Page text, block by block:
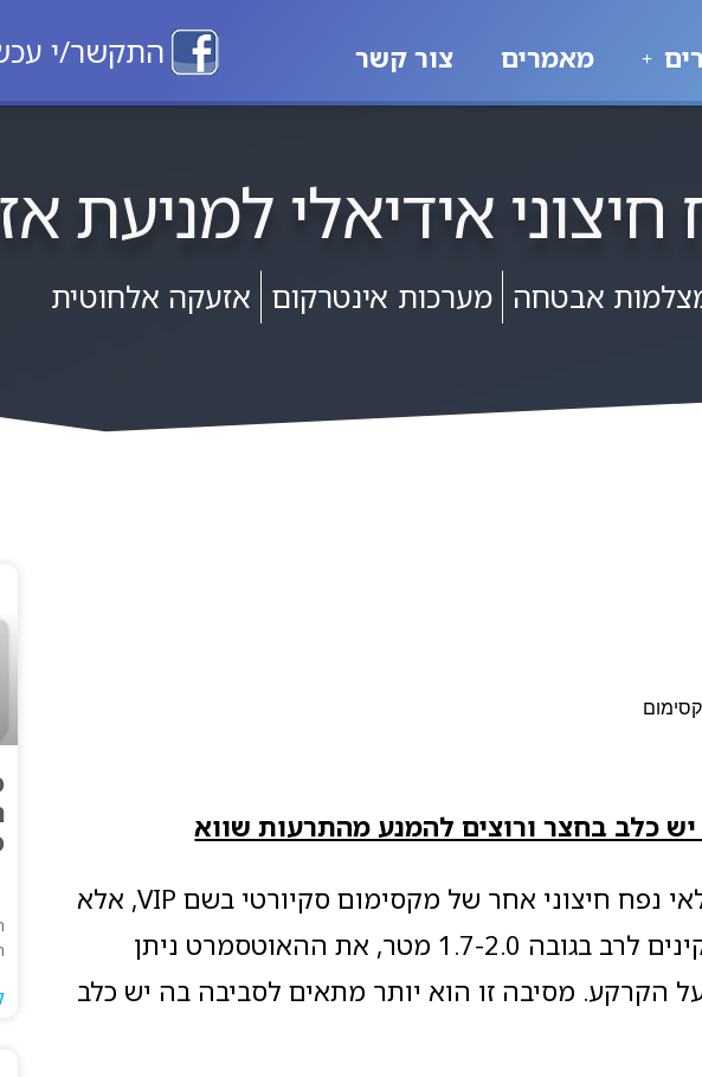
מאמרים צור קשר התקשר/י
אידיאלי למניעת
אבטחה מערכות אינטרקום אזעקה אלחוטית
כלב בחצר ורוצים להמנע מהתרעות שווא
גלאי זה דומה בתכונותיו לגלאי נפח חיצוני אחר של מקסימום סקיורטי בשם VIP, אלא
אותו מתקינים לרב בגובה 1.7-2.0 מטר, את ההאוטסמרט ניתן
1.00 מטר מעל הקרקע. מסיבה זו הוא יותר מתאים לסביבה בה יש כלב